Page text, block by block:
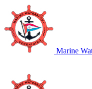
Marine